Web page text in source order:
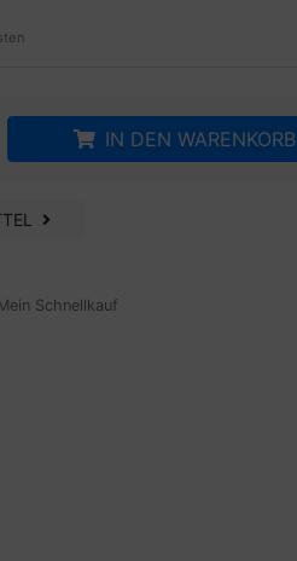
IN DEN WARENKORB
Schnellkauf